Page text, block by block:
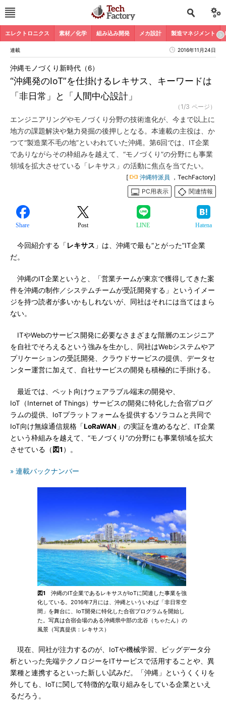
エレクトロニクス 素材／化学 組み込み開発 メカ設計 製造マネジメント
連載 2016年11月24日
“沖縄発のIoT”を仕掛けるレキサス、キーワードは
「非日常」と「人間中心設計」
沖縄モノづくり新時代（6）
（1/3 ページ）
エンジニアリングやモノづくり分野の技術進化が、今まで以上に
地方の課題解決や魅力発掘の後押しとなる。本連載の主役は、か
つて“製造業不毛の地”といわれていた沖縄。第6回では、IT企業
でありながらその枠組みを越えて、“モノづくり”の分野にも事業
領域を拡大させている「レキサス」の活動に焦点を当てたい。
[ 沖縄特派員 ，TechFactory]
PC用表示
関連情報
Share Post LINE Hatena
今回紹介する「 レキサス 」は、沖縄で最も“とがった”IT企業
だ。
沖縄のIT企業というと、「営業チームが東京で獲得してきた案
件を沖縄の制作／システムチームが受託開発する」というイメー
ジを持つ読者が多いかもしれないが、同社はそれには当てはまら
ない。
ITやWebのサービス開発に必要なさまざまな階層のエンジニア
を自社でそろえるという強みを生かし、同社はWebシステムやア
プリケーションの受託開発、クラウドサービスの提供、データセ
ンター運営に加えて、自社サービスの開発も積極的に手掛ける。
最近では、ペット向けウェアラブル端末の開発や、
IoT（Internet of Things）サービスの開発に特化した合宿プログ
ラムの提供、IoTプラットフォームを提供するソラコムと共同で
IoT向け無線通信規格「LoRaWAN 」の実証を進めるなど、IT企業
という枠組みを越えて、“モノづくり”の分野にも事業領域を拡大
させている（ 図1 ）。
» 連載バックナンバー
図1 沖縄のIT企業であるレキサスがIoTに関連した事業を強
化している。2016年7月には、沖縄といういわば「非日常空
間」を舞台に、IoT開発に特化した合宿プログラムを開始し
た。写真は合宿会場のある沖縄県中部の北谷（ちゃたん）の
風景（写真提供：レキサス）
現在、同社が注力するのが、IoTや機械学習、ビッグデータ分
析といった先端テクノロジーをITサービスで活用することや、異
業種と連携するといった新しい試みだ。「沖縄」というくくりを
外しても、IoTに関して特徴的な取り組みをしている企業といえ
るだろう。